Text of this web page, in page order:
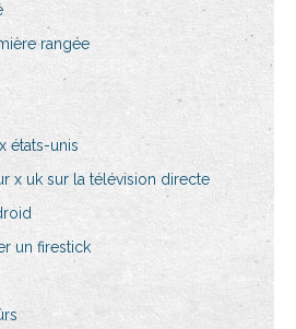
rangée
états-unis
x uk sur la télévision directe
un firestick